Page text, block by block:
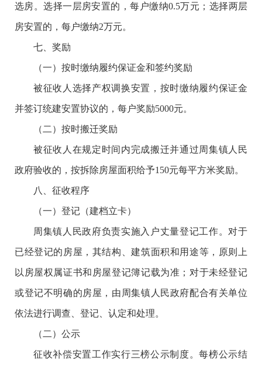
选房。选择一层房安置的，每户缴纳0.5万元；选择两层
房安置的，每户缴纳2万元。
七、奖励
（一）按时缴纳履约保证金和签约奖励
被征收人选择产权调换安置，按时缴纳履约保证金
并签订统建安置协议的，每户奖励5000元。
（二）按时搬迁奖励
被征收人在规定时间内完成搬迁并通过周集镇人民
政府验收的，按拆除房屋面积给予150元每平方米奖励。
八、征收程序
（一）登记（建档立卡）
周集镇人民政府负责实施入户丈量登记工作。对于
已经登记的房屋，其结构、建筑面积和用途等，原则上
以房屋权属证书和房屋登记簿记载为准；对于未经登记
或登记不明确的房屋，由周集镇人民政府配合有关单位
依法进行调查、登记、认定和处理。
（二）公示
征收补偿安置工作实行三榜公示制度。每榜公示结